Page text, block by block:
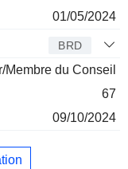
01/05/2024
BRD
Membre du Conseil
67
09/10/2024